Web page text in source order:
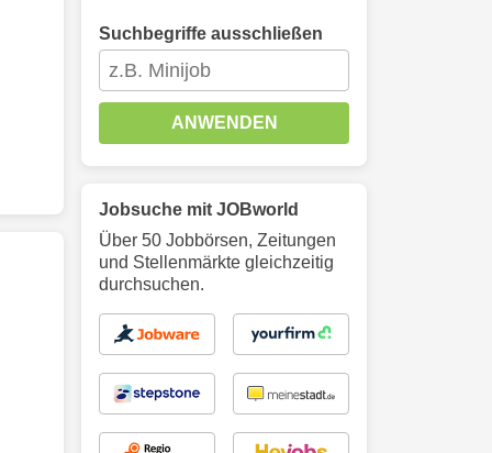
Suchbegriffe ausschließen
ANWENDEN
Jobsuche mit JOBworld
Über 50 Jobbörsen, Zeitungen
und Stellenmärkte gleichzeitig
durchsuchen.